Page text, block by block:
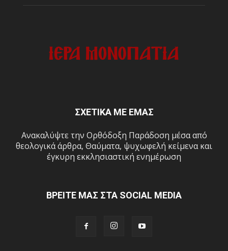
ΣΧΕΤΙΚΑ ΜΕ ΕΜΑΣ
Ανακαλύψτε την Ορθόδοξη Παράδοση μέσα από
θεολογικά άρθρα, Θαύματα, ψυχωφελή κείμενα και
έγκυρη εκκλησιαστική ενημέρωση
ΒΡΕΙΤΕ ΜΑΣ ΣΤΑ SOCIAL MEDIA